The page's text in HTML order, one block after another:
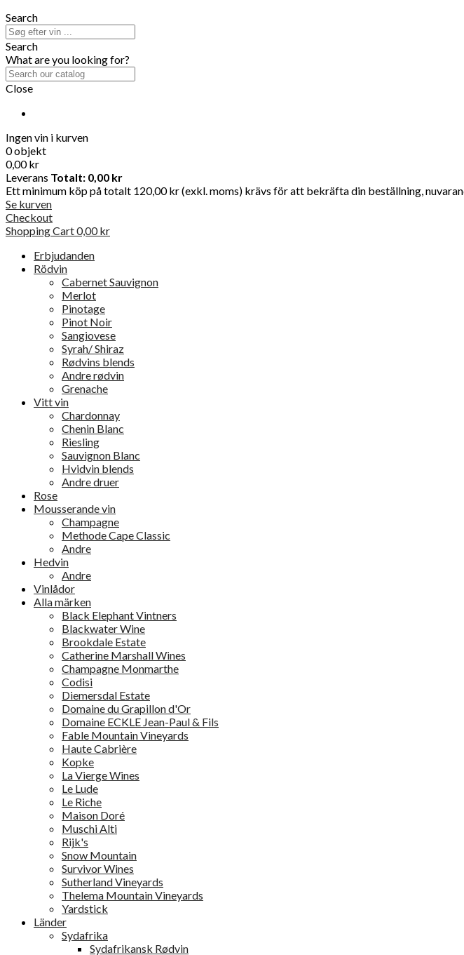
Search
Search
What are you looking for?
Close
Ingen vin i kurven
0 objekt
0,00 kr
Leverans Totalt: 0,00 kr
Ett minimum köp på totalt 120,00 kr (exkl. moms) krävs för att bekräfta din beställning,
Se kurven
Checkout
Shopping Cart0,00 kr
Erbjudanden
Rödvin
Cabernet Sauvignon
Merlot
Pinotage
Pinot Noir
Sangiovese
Syrah/ Shiraz
Rødvins blends
Andre rødvin
Grenache
Vitt vin
Chardonnay
Chenin Blanc
Riesling
Sauvignon Blanc
Hvidvin blends
Andre druer
Rose
Mousserande vin
Champagne
Methode Cape Classic
Andre
Hedvin
Andre
Vinlådor
Alla märken
Black Elephant Vintners
Blackwater Wine
Brookdale Estate
Catherine Marshall Wines
Champagne Monmarthe
Codisi
Diemersdal Estate
Domaine du Grapillon d'Or
Domaine ECKLE Jean-Paul & Fils
Fable Mountain Vineyards
Haute Cabrière
Kopke
La Vierge Wines
Le Lude
Le Riche
Maison Doré
Muschi Alti
Rijk's
Snow Mountain
Survivor Wines
Sutherland Vineyards
Thelema Mountain Vineyards
Yardstick
Länder
Sydafrika
Sydafrikansk Rødvin